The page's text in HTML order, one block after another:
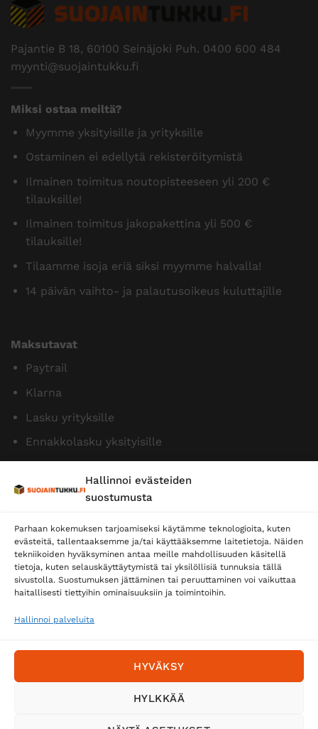
Hallinnoi evästeiden
suostumusta
Parhaan kokemuksen tarjoamiseksi käytämme teknologioita, kuten
evästeitä, tallentaaksemme ja/tai käyttääksemme laitetietoja. Näiden
tekniikoiden hyväksyminen antaa meille mahdollisuuden käsitellä
tietoja, kuten selauskäyttäytymistä tai yksilöllisiä tunnuksia tällä
sivustolla. Suostumuksen jättäminen tai peruuttaminen voi vaikuttaa
haitallisesti tiettyihin ominaisuuksiin ja toimintoihin.
Hallinnoi palveluita
HYVÄKSY
HYLKKÄÄ
Pajantie B 18, 60100 Seinäjoki Puh. 0400 600 484
myynti@suojaintukku.fi
Miksi ostaa meiltä?
Myymme yksityisille ja yrityksille
Ostaminen ei edellytä rekisteröitymistä
Ilmainen toimitus noutopisteeseen yli 200 €
tilauksille!
Ilmainen toimitus jakopakettina yli 500 €
tilauksille!
Tilaamme isoja eriä siksi myymme halvalla!
14 päivän vaihto- ja palautusoikeus kuluttajille
Maksutavat
Paytrail
Klarna
Lasku yrityksille
Ennakkolasku yksityisille
Toimitustavat
Posti
Matkahuolto
Tilaa uutiskirje ja saat erikoisalennuksia